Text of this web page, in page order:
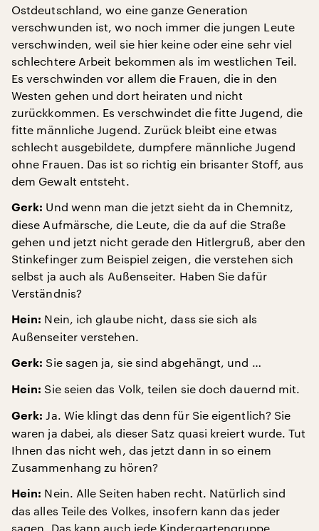
Ostdeutschland, wo eine ganze Generation
verschwunden ist, wo noch immer die jungen Leute
verschwinden, weil sie hier keine oder eine sehr viel
schlechtere Arbeit bekommen als im westlichen Teil.
Es verschwinden vor allem die Frauen, die in den
Westen gehen und dort heiraten und nicht
zurückkommen. Es verschwindet die fitte Jugend, die
fitte männliche Jugend. Zurück bleibt eine etwas
schlecht ausgebildete, dumpfere männliche Jugend
ohne Frauen. Das ist so richtig ein brisanter Stoff, aus
dem Gewalt entsteht.
Gerk: Und wenn man die jetzt sieht da in Chemnitz,
diese Aufmärsche, die Leute, die da auf die Straße
gehen und jetzt nicht gerade den Hitlergruß, aber den
Stinkefinger zum Beispiel zeigen, die verstehen sich
selbst ja auch als Außenseiter. Haben Sie dafür
Verständnis?
Hein: Nein, ich glaube nicht, dass sie sich als
Außenseiter verstehen.
Gerk: Sie sagen ja, sie sind abgehängt, und …
Hein: Sie seien das Volk, teilen sie doch dauernd mit.
Gerk: Ja. Wie klingt das denn für Sie eigentlich? Sie
waren ja dabei, als dieser Satz quasi kreiert wurde. Tut
Ihnen das nicht weh, das jetzt dann in so einem
Zusammenhang zu hören?
Hein: Nein. Alle Seiten haben recht. Natürlich sind
das alles Teile des Volkes, insofern kann das jeder
sagen. Das kann auch jede Kindergartengruppe